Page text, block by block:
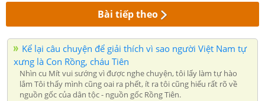
Bài tiếp theo
Kể lại câu chuyện để giải thích vì sao người Việt Nam tự
xưng là Con Rồng, cháu Tiên
Nhìn cu Mít vui sướng vì được nghe chuyện, tôi lấy làm tự hào
lắm Tôi thấy mình cũng oai ra phết, ít ra tôi cũng hiểu rất rõ về
nguồn gốc của dân tộc - nguồn gốc Rồng Tiên.